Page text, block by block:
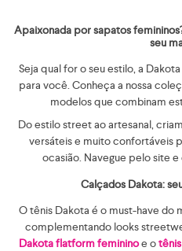
Apaixonada por sapatos
seu
Seja qual for o seu estilo, a
para você. Conheça a nossa
modelos que combinam
Do estilo street ao artesanal,
versáteis e muito confortáveis
ocasião. Navegue pelo site
Calçados Dakota:
O tênis Dakota é o must-have do
complementando looks
Dakota flatform femininoe o